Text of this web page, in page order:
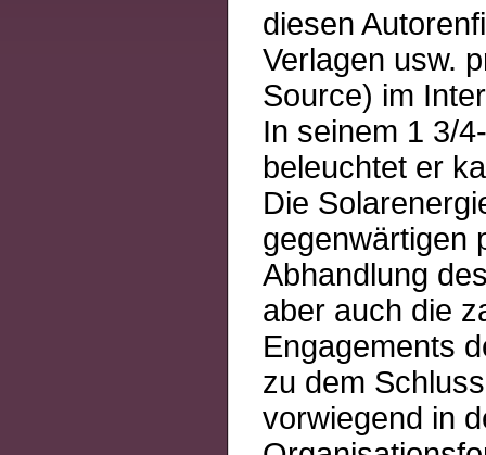
diesen
Verlagen usw.
Source) im
In seinem 1 3/
beleuchtet er
Die
gegenwärtigen
Abhandlung
aber auch die
Engagements
zu dem
vorwiegend in